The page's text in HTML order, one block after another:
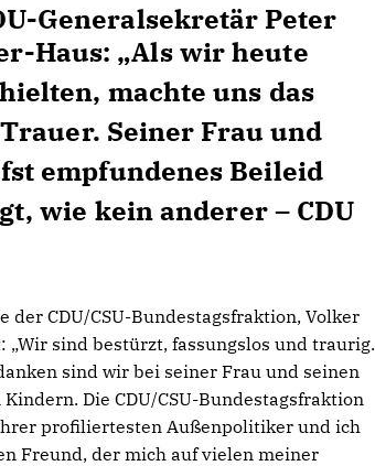
Generalsekretär Peter
Haus: Als wir heute
machte uns das
Seiner Frau und
empfundenes Beileid
wie kein anderer – CDU
der CDU/CSU-Bundestagsfraktion, Volker
Wir sind bestürzt, fassungslos und traurig.
sind wir bei seiner Frau und seinen
Die CDU/CSU-Bundestagsfraktion
profiliertesten Außenpolitiker und ich
Freund, der mich auf vielen meiner